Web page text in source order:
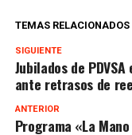
TEMAS RELACIONADOS
SIGUIENTE
Jubilados de
ante retrasos de
ANTERIOR
Programa «La